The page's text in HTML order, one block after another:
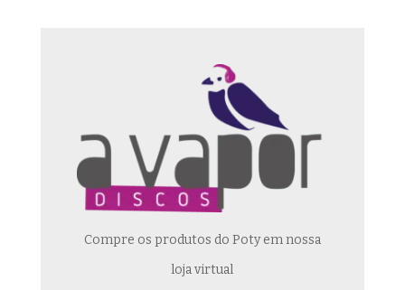
Compre os produtos do Poty em nossa
loja virtual